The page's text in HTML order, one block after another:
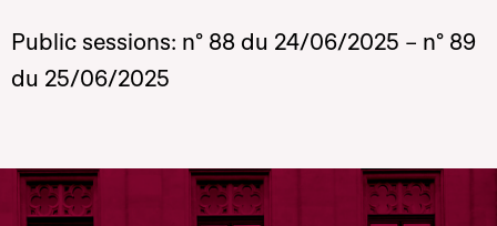
Public sessions: n° 88 du 24/06/2025 – n° 89
du 25/06/2025